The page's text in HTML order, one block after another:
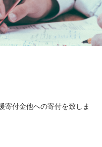
寄付金他への寄付を致しま